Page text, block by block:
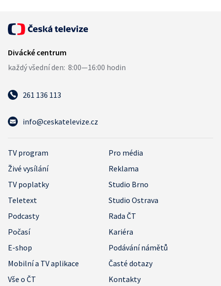
261 136 113
info@ceskatelevize.cz
TV program
Pro média
Živé vysílání
Reklama
TV poplatky
Studio Brno
Teletext
Studio Ostrava
Podcasty
Rada ČT
Počasí
Kariéra
E-shop
Podávání námětů
Mobilní a TV aplikace
Časté dotazy
Vše o ČT
Kontakty